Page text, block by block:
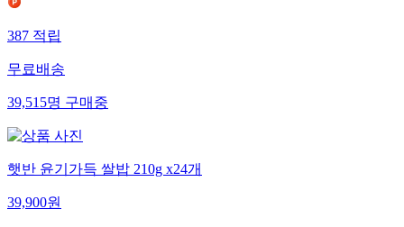
387 적립
무료배송
39,515명 구매중
햇반 윤기가득 쌀밥 210g x24개
39,900원